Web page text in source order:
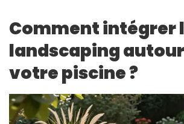
Comment intégrer
landscaping
votre piscine ?